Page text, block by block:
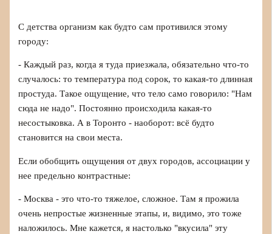
С детства организм как будто сам противился этому
городу:
- Каждый раз, когда я туда приезжала, обязательно что-то
случалось: то температура под сорок, то какая-то длинная
простуда. Такое ощущение, что тело само говорило: "Нам
сюда не надо". Постоянно происходила какая-то
несостыковка. А в Торонто - наоборот: всё будто
становится на свои места.
Если обобщить ощущения от двух городов, ассоциации у
нее предельно контрастные:
- Москва - это что-то тяжелое, сложное. Там я прожила
очень непростые жизненные этапы, и, видимо, это тоже
наложилось. Мне кажется, я настолько "вкусила" эту